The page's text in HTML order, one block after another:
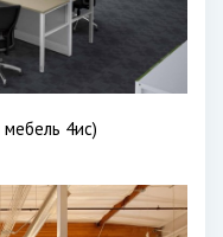
4ис)